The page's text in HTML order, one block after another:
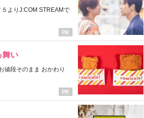
よりJ:COM STREAMで
舞い
値段そのまま おかわり